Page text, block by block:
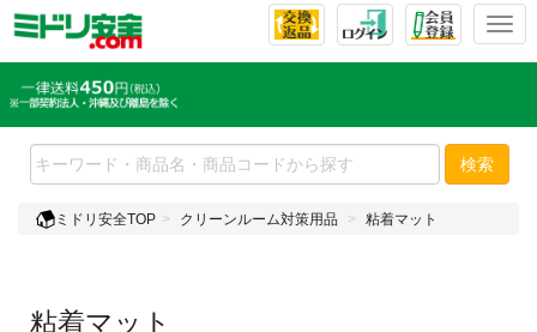
T
l
e
n
検索
ミドリ安全TOP クリーンルーム対策用品 粘着マット
粘着マット